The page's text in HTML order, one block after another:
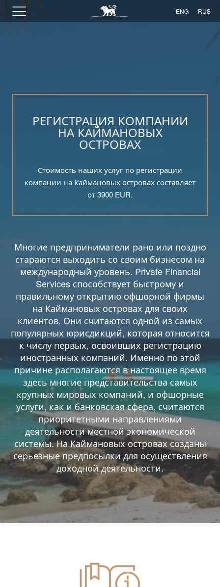
ENG RUS
РЕГИСТРАЦИЯ КОМПАНИИ
НА КАЙМАНОВЫХ
ОСТРОВАХ
Стоимость наших услуг по регистрации
компании на Каймановых островах составляет
от 3900 EUR.
Многие предприниматели рано или поздно
стараются выходить со своим бизнесом на
международный уровень. Private Financial
Services способствует быстрому и
правильному открытию офшорной фирмы
на Каймановых островах для своих
клиентов. Они считаются одной из самых
популярных юрисдикций, которая относится
к числу первых, освоивших регистрацию
иностранных компаний. Именно по этой
причине располагаются в настоящее время
здесь многие представительства самых
крупных мировых компаний, и офшорные
услуги, как и банковская сфера, считаются
приоритетными направлениями
деятельности местной экономической
системы. На Каймановых островах созданы
серьезные предпосылки для осуществления
доходной деятельности.